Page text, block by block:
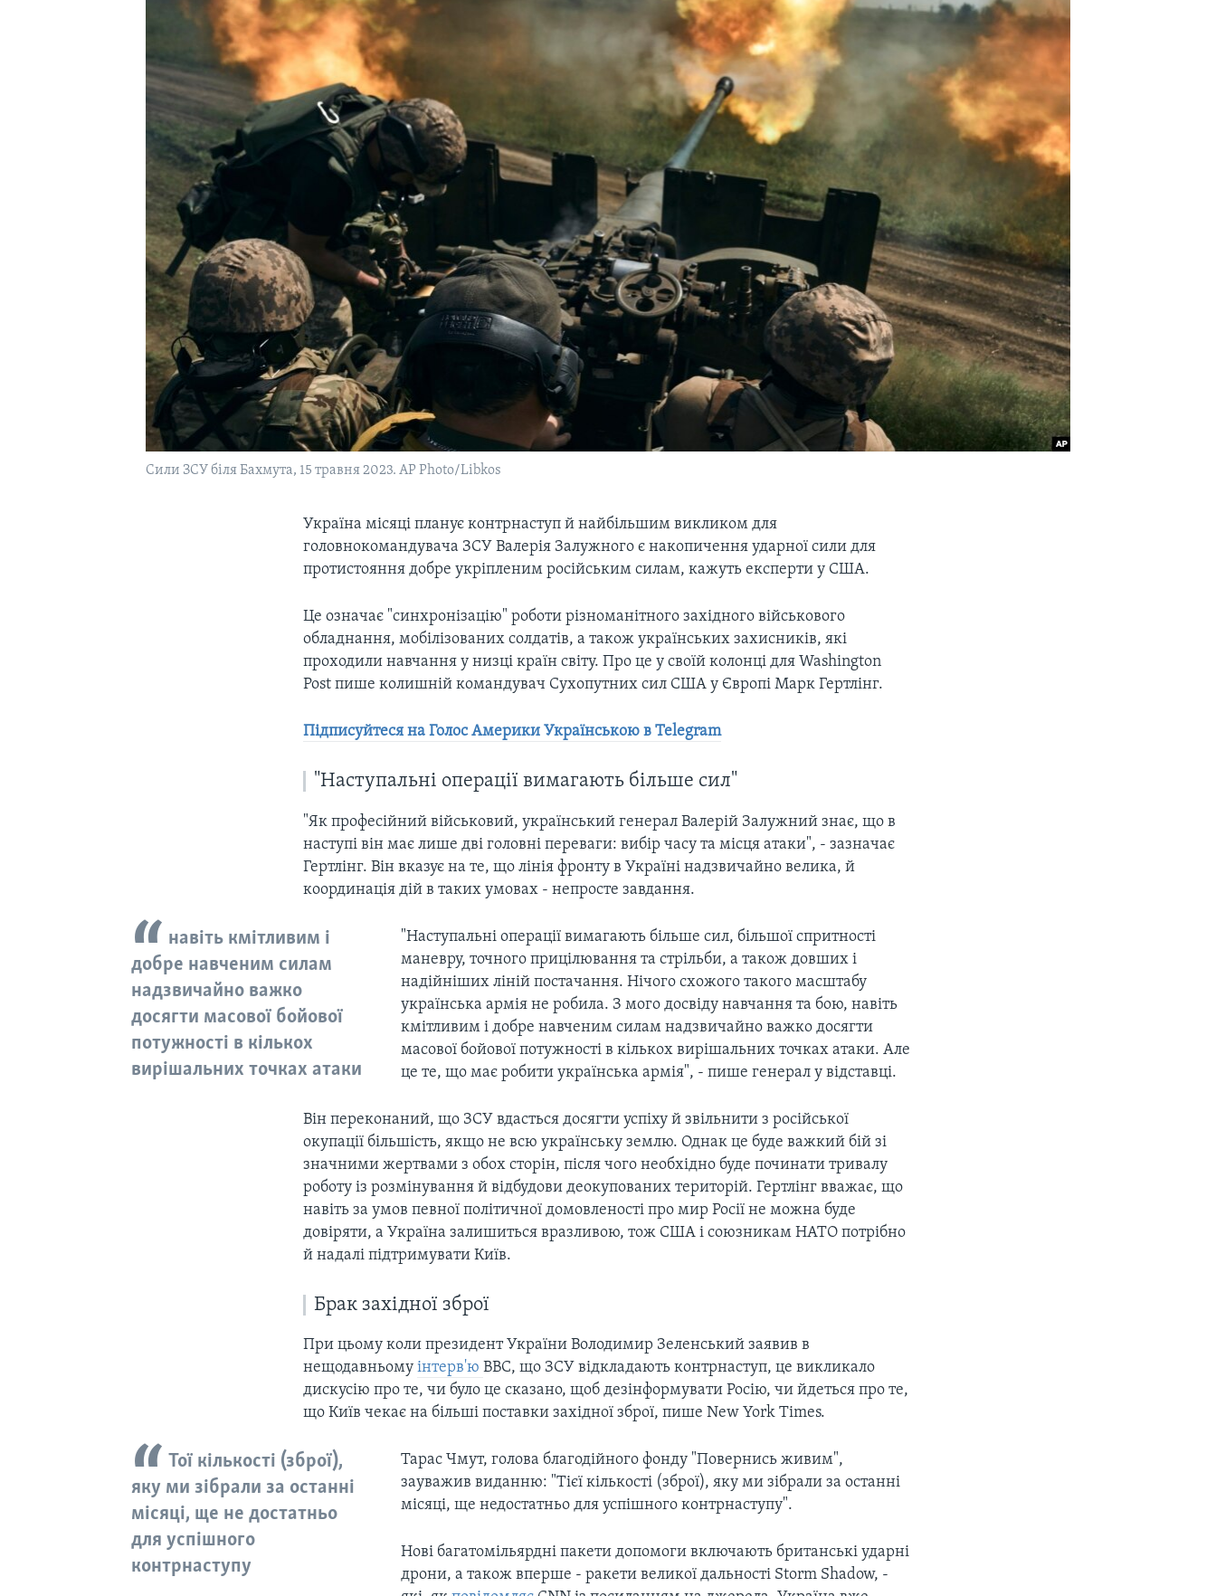
ІСТОРІЇ УСПІХУ УКРАЇНЦІВ
БРИФІНГ ГОЛОСУ АМЕРИКИ
СТУДІЯ ВАШИНГТОН
ПОГЛЯД З ВАШИНГТОНА
Сили ЗСУ біля Бахмута, 15 травня 2023. AP Photo/Libkos
Україна місяці планує контрнаступ й найбільшим викликом для
головнокомандувача ЗСУ Валерія Залужного є накопичення ударної сили для
протистояння добре укріпленим російським силам, кажуть експерти у США.
Це означає "синхронізацію" роботи різноманітного західного військового
обладнання, мобілізованих солдатів, а також українських захисників, які
проходили навчання у низці країн світу. Про це у своїй колонці для Washington
Post пише колишній командувач Сухопутних сил США у Європі Марк Гертлінг.
Підписуйтеся на Голос Америки Українською в Telegram
"Наступальні операції вимагають більше сил"
"Як професійний військовий, український генерал Валерій Залужний знає, що в
наступі він має лише дві головні переваги: вибір часу та місця атаки", - зазначає
Гертлінг. Він вказує на те, що лінія фронту в Україні надзвичайно велика, й
координація дій в таких умовах - непросте завдання.
навіть кмітливим і
добре навченим силам
надзвичайно важко
досягти масової бойової
потужності в кількох
вирішальних точках атаки
"Наступальні операції вимагають більше сил, більшої спритності
маневру, точного прицілювання та стрільби, а також довших і
надійніших ліній постачання. Нічого схожого такого масштабу
українська армія не робила. З мого досвіду навчання та бою, навіть
кмітливим і добре навченим силам надзвичайно важко досягти
масової бойової потужності в кількох вирішальних точках атаки. Але
це те, що має робити українська армія", - пише генерал у відставці.
Він переконаний, що ЗСУ вдасться досягти успіху й звільнити з російської
окупації більшість, якщо не всю українську землю. Однак це буде важкий бій зі
значними жертвами з обох сторін, після чого необхідно буде починати тривалу
роботу із розмінування й відбудови деокупованих територій. Гертлінг вважає, що
навіть за умов певної політичної домовленості про мир Росії не можна буде
довіряти, а Україна залишиться вразливою, тож США і союзникам НАТО потрібно
й надалі підтримувати Київ.
Брак західної зброї
При цьому коли президент України Володимир Зеленський заявив в
нещодавньомуінтерв'юBBC, що ЗСУ відкладають контрнаступ, це викликало
дискусію про те, чи було це сказано, щоб дезінформувати Росію, чи йдеться про те,
що Київ чекає на більші поставки західної зброї, пише New York Times.
Тої кількості (зброї),
яку ми зібрали за останні
місяці, ще не достатньо
для успішного
контрнаступу
Тарас Чмут, голова благодійного фонду "Повернись живим",
зауважив виданню: "Тієї кількості (зброї), яку ми зібрали за останні
місяці, ще недостатньо для успішного контрнаступу".
Нові багатомільярдні пакети допомоги включають британські ударні
дрони, а також вперше - ракети великої дальності Storm Shadow, -